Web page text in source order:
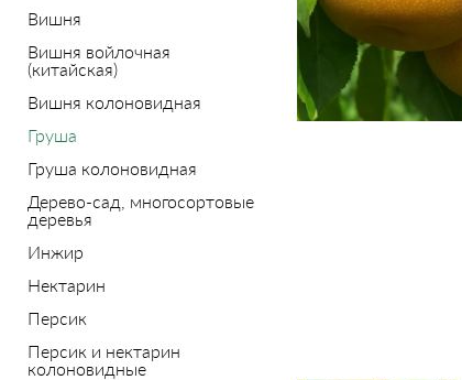
Вишня
Вишня войлочная
(китайская)
Вишня колоновидная
Груша
Груша колоновидная
Дерево-сад, многосортовые
деревья
Инжир
Нектарин
Персик
Персик и нектарин
колоновидные